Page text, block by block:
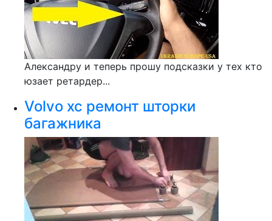
Александру и теперь прошу подсказки у тех кто
юзает ретардер...
Volvo xc ремонт шторки
багажника